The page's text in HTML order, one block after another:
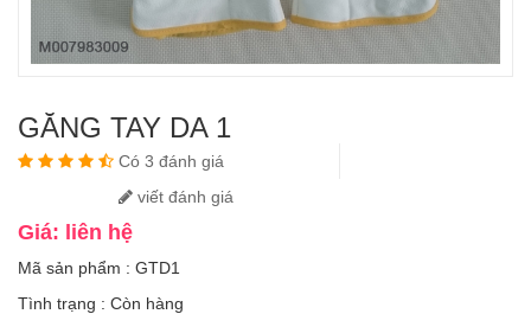
GĂNG TAY DA 1
Có 3 đánh giá
viết đánh giá
Giá: liên hệ
Mã sản phẩm : GTD1
Tình trạng : Còn hàng